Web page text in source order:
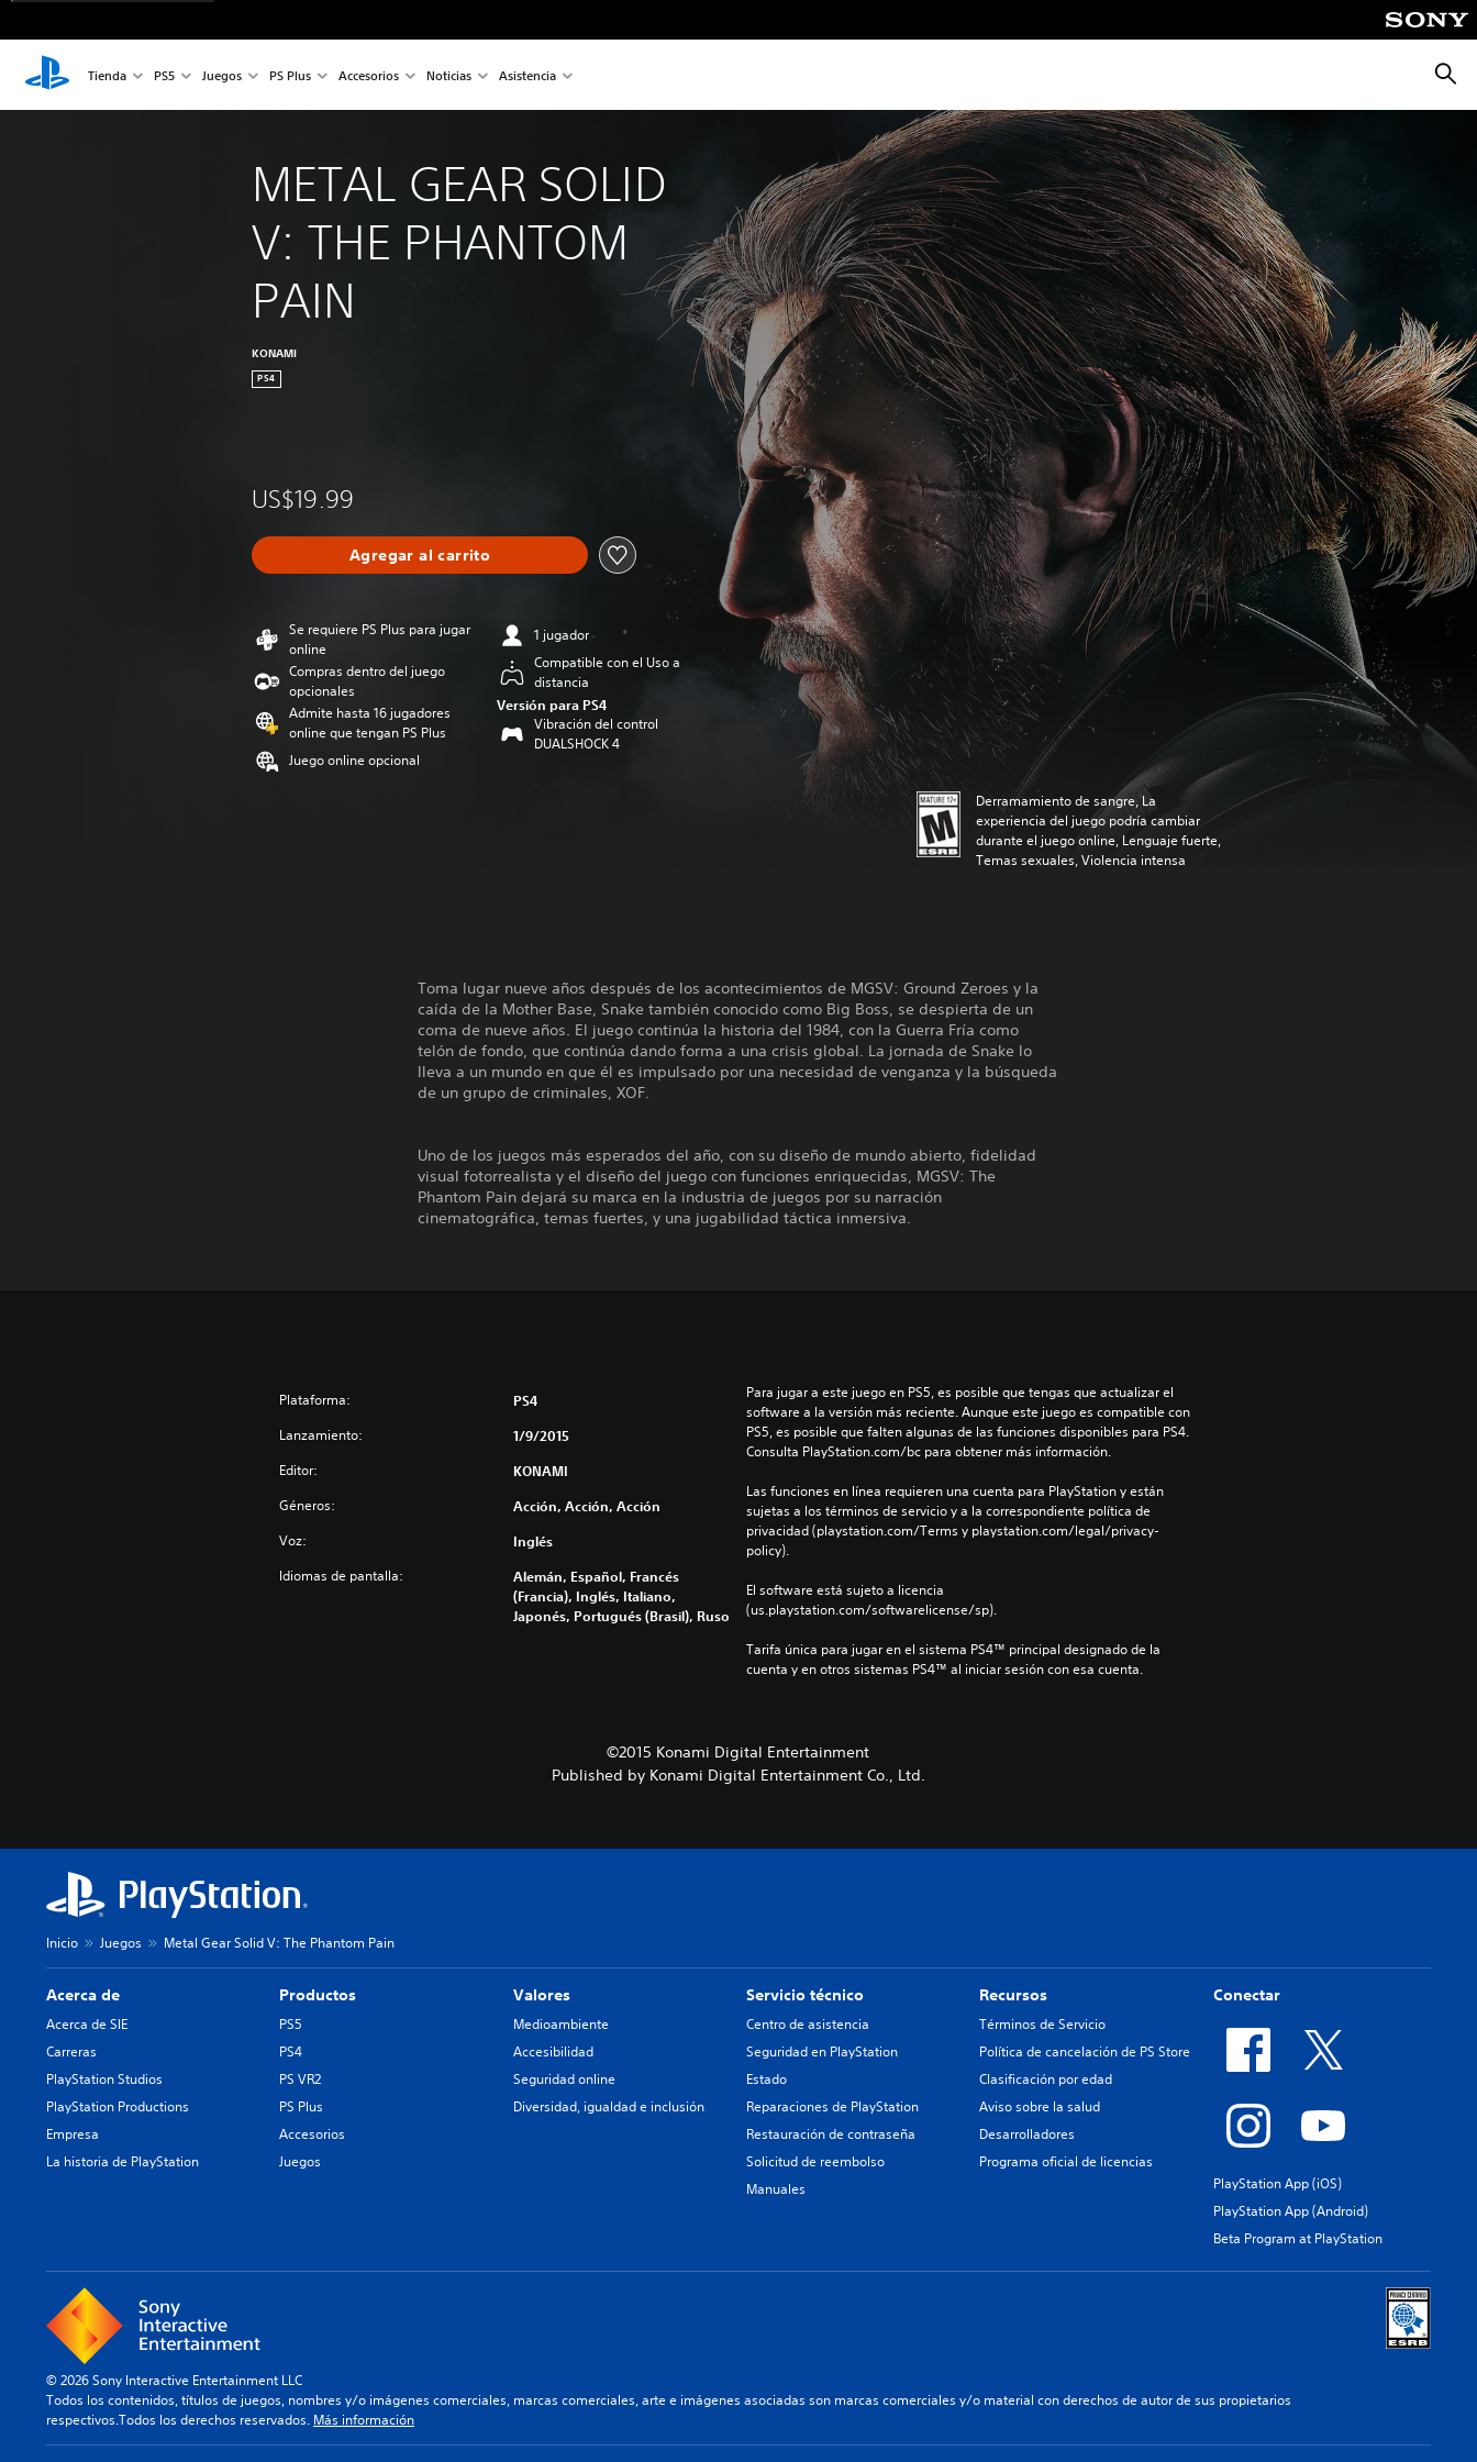
Tienda PS5 Juegos PS Plus Accesorios Noticias Asistencia
METAL GEAR SOLID
V: THE PHANTOM
PAIN
KONAMI
PS4
US$19.99
Agregar al carrito
Se requiere PS Plus para jugar
online
Compras dentro del juego
opcionales
Admite hasta 16 jugadores
online que tengan PS Plus
Juego online opcional
1 jugador
Compatible con el Uso a
distancia
Versión para PS4
Vibración del control
DUALSHOCK 4
Derramamiento de sangre, La
experiencia del juego podría cambiar
durante el juego online, Lenguaje fuerte,
Temas sexuales, Violencia intensa
Toma lugar nueve años después de los acontecimientos de MGSV: Ground Zeroes y la
caída de la Mother Base, Snake también conocido como Big Boss, se despierta de un
coma de nueve años. El juego continúa la historia del 1984, con la Guerra Fría como
telón de fondo, que continúa dando forma a una crisis global. La jornada de Snake lo
lleva a un mundo en que él es impulsado por una necesidad de venganza y la búsqueda
de un grupo de criminales, XOF.
Uno de los juegos más esperados del año, con su diseño de mundo abierto, fidelidad
visual fotorrealista y el diseño del juego con funciones enriquecidas, MGSV: The
Phantom Pain dejará su marca en la industria de juegos por su narración
cinematográfica, temas fuertes, y una jugabilidad táctica inmersiva.
Plataforma: PS4
Lanzamiento: 1/9/2015
Editor: KONAMI
Géneros: Acción, Acción, Acción
Voz: Inglés
Idiomas de pantalla:
Alemán, Español, Francés
(Francia), Inglés, Italiano,
Japonés, Portugués (Brasil), Ruso
Para jugar a este juego en PS5, es posible que tengas que actualizar el
software a la versión más reciente. Aunque este juego es compatible con
PS5, es posible que falten algunas de las funciones disponibles para PS4.
Consulta PlayStation.com/bc para obtener más información.
Las funciones en línea requieren una cuenta para PlayStation y están
sujetas a los términos de servicio y a la correspondiente política de
privacidad (playstation.com/Terms y playstation.com/legal/privacy-
policy).
El software está sujeto a licencia
(us.playstation.com/softwarelicense/sp).
Tarifa única para jugar en el sistema PS4™ principal designado de la
cuenta y en otros sistemas PS4™ al iniciar sesión con esa cuenta.
©2015 Konami Digital Entertainment
Published by Konami Digital Entertainment Co., Ltd.
Inicio Juegos Metal Gear Solid V: The Phantom Pain
Acerca de
Acerca de SIE
Carreras
PlayStation Studios
PlayStation Productions
Empresa
La historia de PlayStation
Productos
PS5
PS4
PS VR2
PS Plus
Accesorios
Juegos
Valores
Medioambiente
Accesibilidad
Seguridad online
Diversidad, igualdad e inclusión
Servicio técnico
Centro de asistencia
Seguridad en PlayStation
Estado
Reparaciones de PlayStation
Restauración de contraseña
Solicitud de reembolso
Manuales
Recursos
Términos de Servicio
Política de cancelación de PS Store
Clasificación por edad
Aviso sobre la salud
Desarrolladores
Programa oficial de licencias
Conectar
PlayStation App (iOS)
PlayStation App (Android)
Beta Program at PlayStation
© 2026 Sony Interactive Entertainment LLC
Todos los contenidos, títulos de juegos, nombres y/o imágenes comerciales, marcas comerciales, arte e imágenes asociadas son marcas comerciales y/o material con derechos de autor de sus propietarios
respectivos.Todos los derechos reservados. Más información